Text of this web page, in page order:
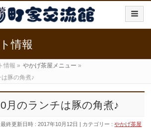
情報
情報 » やかげ茶屋メニュー »
豚の角煮♪
月のランチは豚の角煮♪
最終更新日時 : 2017年10月12日 カテゴリー :やかげ茶屋